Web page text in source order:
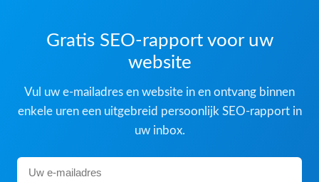
Gratis SEO-rapport voor uw
website
Vul uw e-mailadres en website in en ontvang binnen
enkele uren een uitgebreid persoonlijk SEO-rapport in
uw inbox.